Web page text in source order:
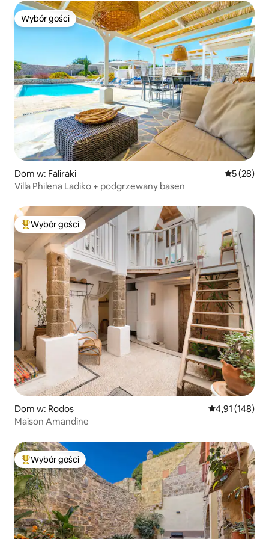
Wybór gości
Wybór gości
Dom w: Faliraki Średnia
5 (28)
Villa Philena Ladiko + podgrzewany basen
Najpopularniejsze z kategorii Wybór gości
Wybór gości
Dom w: Rodos Średnia
4,91 (148)
Maison Amandine
Najpopularniejsze z kategorii Wybór gości
Wybór gości